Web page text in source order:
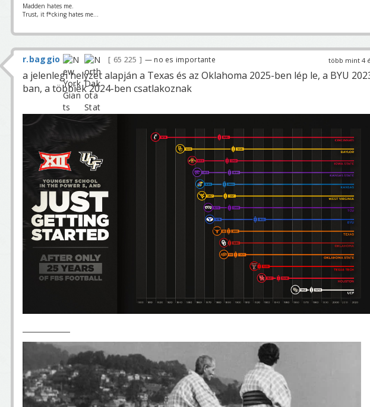
Madden hates me.
Trust, it f*cking hates me...
több mint 4
r.baggio 65 225 — no es importante
a jelenlegi helyzet alapján a Texas és az Oklahoma 2025-ben lép le, a BYU
ban, a többiek 2024-ben csatlakoznak